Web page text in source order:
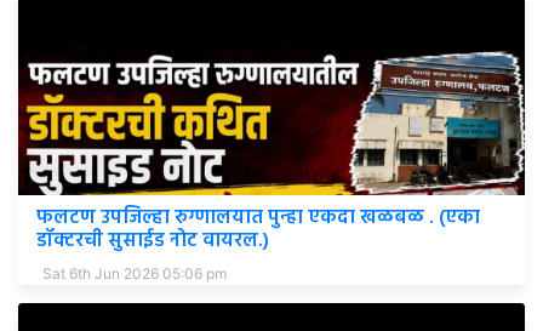
फलटण उपजिल्हा रुग्णालयात पुन्हा एकदा खळबळ . (एका
डॉक्टरची सुसाईड नोट वायरल.)
Sat 6th Jun 2026 05:06 pm